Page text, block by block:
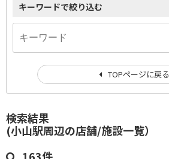
検索結果
(小山駅周辺の店舗/施設一覧）
キーワードで絞り込む
TOPページに戻る